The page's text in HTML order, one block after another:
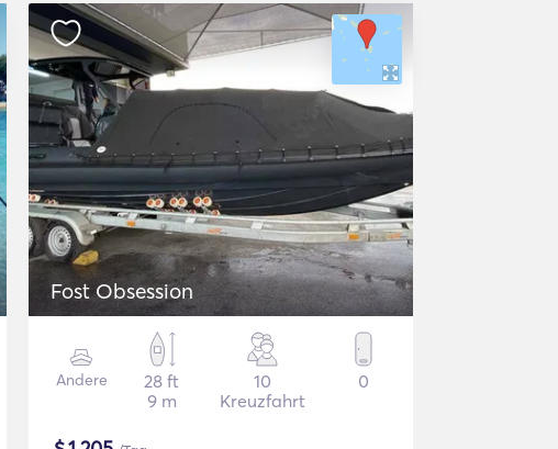
Fost Obsession
Andere
28 ft
9 m
10
Kreuzfahrt
0